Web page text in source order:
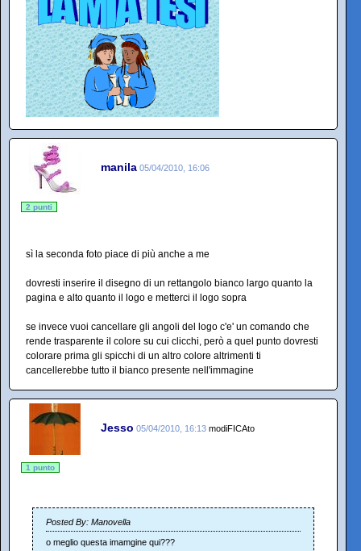
manila 05/04/2010, 16:06
2 punti
sì la seconda foto piace di più anche a me
dovresti inserire il disegno di un rettangolo bianco largo quanto la
pagina e alto quanto il logo e metterci il logo sopra
se invece vuoi cancellare gli angoli del logo c'e' un comando che
rende trasparente il colore su cui clicchi, però a quel punto dovresti
colorare prima gli spicchi di un altro colore altrimenti ti
cancellerebbe tutto il bianco presente nell'immagine
Jesso 05/04/2010, 16:13 modiFICAto
1 punto
Posted By: Manovella
o meglio questa imamgine qui???